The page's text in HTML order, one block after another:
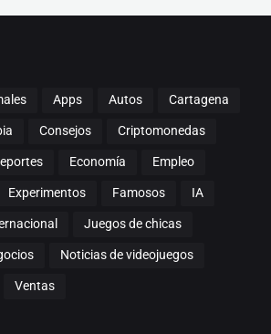
Apps Autos Cartagena
Consejos Criptomonedas
Economía Empleo
Experimentos Famosos IA
Juegos de chicas
Noticias de videojuegos
Ventas